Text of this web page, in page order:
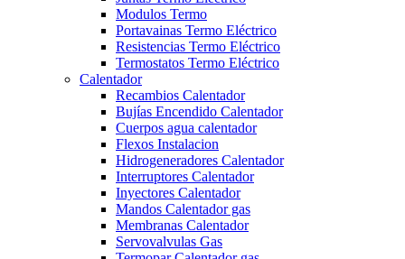
Modulos Termo
Portavainas Termo Eléctrico
Resistencias Termo Eléctrico
Termostatos Termo Eléctrico
Calentador
Recambios Calentador
Bujías Encendido Calentador
Cuerpos agua calentador
Flexos Instalacion
Hidrogeneradores Calentador
Interruptores Calentador
Inyectores Calentador
Mandos Calentador gas
Membranas Calentador
Servovalvulas Gas